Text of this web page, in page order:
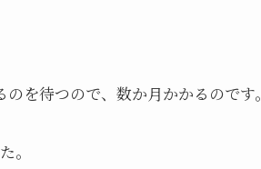
を待つので、数か月かかるのです。
。